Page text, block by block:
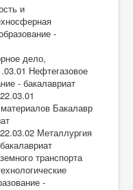
и
-
дело,
Нефтегазовое
- бакалавриат
Бакалавр
Металлургия
транспорта
-